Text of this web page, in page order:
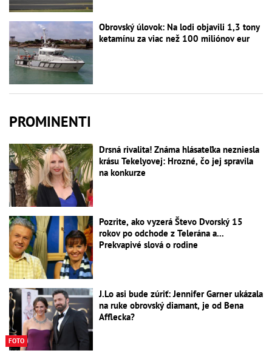
Obrovský úlovok: Na lodi objavili 1,3 tony
ketamínu za viac než 100 miliónov eur
PROMINENTI
Drsná rivalita! Známa hlásateľka nezniesla
krásu Tekelyovej: Hrozné, čo jej spravila
na konkurze
Pozrite, ako vyzerá Števo Dvorský 15
rokov po odchode z Telerána a...
Prekvapivé slová o rodine
FOTO
J.Lo asi bude zúriť: Jennifer Garner ukázala
na ruke obrovský diamant, je od Bena
Afflecka?